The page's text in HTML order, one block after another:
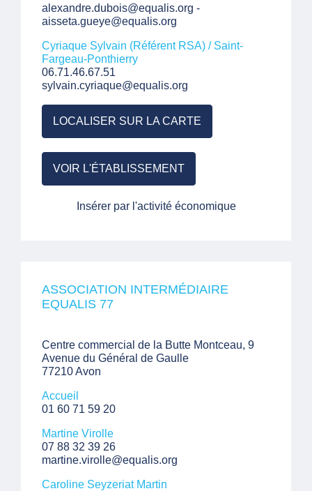
alexandre.dubois@equalis.org -
aisseta.gueye@equalis.org
Cyriaque Sylvain (Référent RSA) / Saint-
Fargeau-Ponthierry
06.71.46.67.51
sylvain.cyriaque@equalis.org
LOCALISER SUR LA CARTE
VOIR L'ÉTABLISSEMENT
Insérer par l'activité économique
ASSOCIATION INTERMÉDIAIRE
EQUALIS 77
Centre commercial de la Butte Montceau, 9
Avenue du Général de Gaulle
77210 Avon
Accueil
01 60 71 59 20
Martine Virolle
07 88 32 39 26
martine.virolle@equalis.org
Caroline Seyzeriat Martin